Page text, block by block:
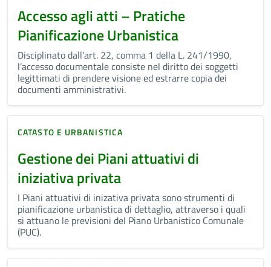
Accesso agli atti – Pratiche
Pianificazione Urbanistica
Disciplinato dall’art. 22, comma 1 della L. 241/1990,
l’accesso documentale consiste nel diritto dei soggetti
legittimati di prendere visione ed estrarre copia dei
documenti amministrativi.
CATASTO E URBANISTICA
Gestione dei Piani attuativi di
iniziativa privata
I Piani attuativi di inizativa privata sono strumenti di
pianificazione urbanistica di dettaglio, attraverso i quali
si attuano le previsioni del Piano Urbanistico Comunale
(PUC).